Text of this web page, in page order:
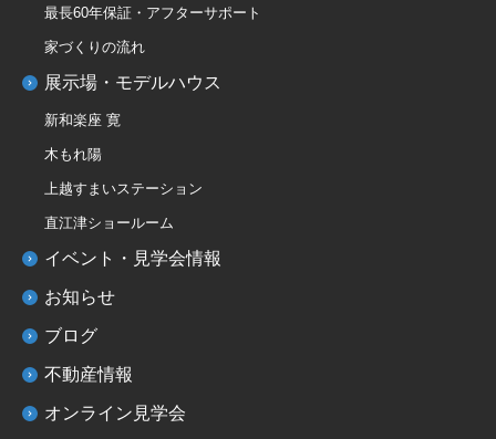
最長60年保証・アフターサポート
家づくりの流れ
展示場・モデルハウス
新和楽座 寛
木もれ陽
上越すまいステーション
直江津ショールーム
イベント・見学会情報
お知らせ
ブログ
不動産情報
オンライン見学会